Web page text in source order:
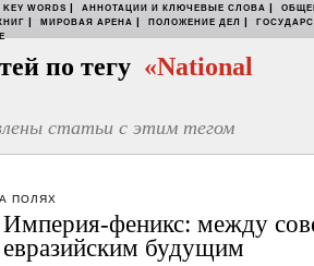
WORDS | АННОТАЦИИ И КЛЮЧЕВЫЕ СЛОВА |
| МИРОВАЯ АРЕНА | ПОЛОЖЕНИЕ ДЕЛ |
по тегу «National
статьи с этим тегом
ПОЛЯХ
Империя-феникс: между
евразийским будущим